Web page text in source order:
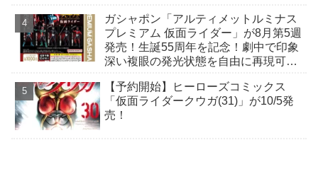
ガシャポン「アルティメットルミナス
プレミアム 仮面ライダー」が8月第5週
発売！生誕55周年を記念！劇中で印象
深い複眼の発光状態を自由に再現可
【予約開始】ヒーローズコミックス
「仮面ライダークウガ(31)」が10/5発
売！